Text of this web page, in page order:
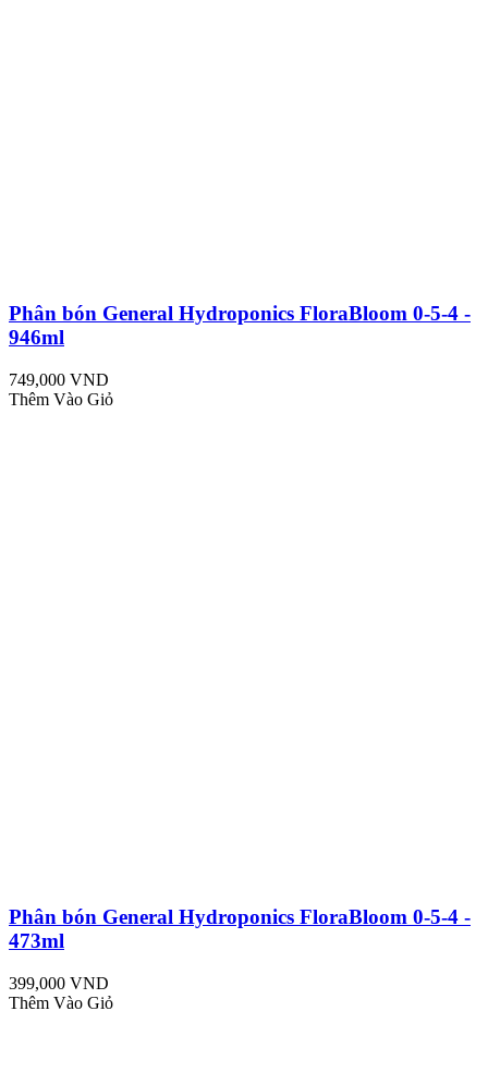
Phân bón General Hydroponics FloraBloom 0-5-4 -
946ml
749,000 VND
Thêm Vào Giỏ
Phân bón General Hydroponics FloraBloom 0-5-4 -
473ml
399,000 VND
Thêm Vào Giỏ